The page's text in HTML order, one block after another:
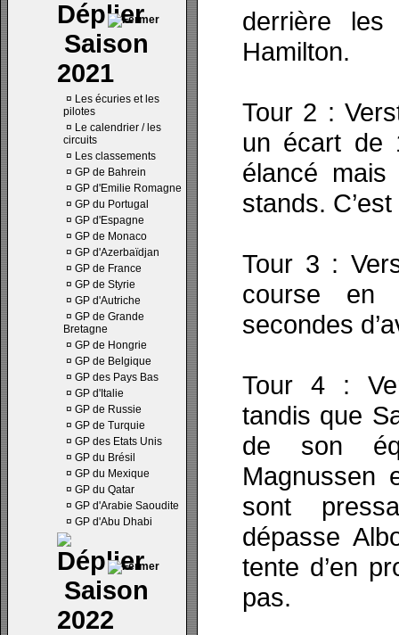
Saison
2021
¤ Les écuries et les
pilotes
¤ Le calendrier / les
circuits
¤ Les classements
¤ GP de Bahrein
¤ GP d'Emilie Romagne
¤ GP du Portugal
¤ GP d'Espagne
¤ GP de Monaco
¤ GP d'Azerbaïdjan
¤ GP de France
¤ GP de Styrie
¤ GP d'Autriche
¤ GP de Grande
Bretagne
¤ GP de Hongrie
¤ GP de Belgique
¤ GP des Pays Bas
¤ GP d'Italie
¤ GP de Russie
¤ GP de Turquie
¤ GP des Etats Unis
¤ GP du Brésil
¤ GP du Mexique
¤ GP du Qatar
¤ GP d'Arabie Saoudite
¤ GP d'Abu Dhabi
Saison
2022
derrière
Hamilton.
Tour 2 :
un écart de
élancé
stands.
Tour 3 :
course en
secondes
Tour 4 :
tandis que
de son
Magnussen
sont
dépasse
tente d’en
pas.